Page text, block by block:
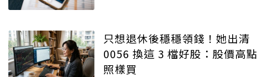
只想退休後穩穩領錢！她出清
0056 換這 3 檔好股：股價高點
照樣買